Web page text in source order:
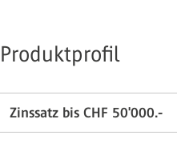
Produktprofil
Zinssatz bis CHF 50'000.-